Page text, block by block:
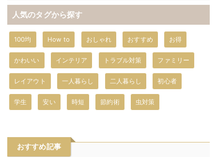
人気のタグから探す
100均 How to おしゃれ おすすめ お得
かわいい インテリア トラブル対策 ファミリー
レイアウト 一人暮らし 二人暮らし 初心者
学生 安い 時短 節約術 虫対策
おすすめ記事